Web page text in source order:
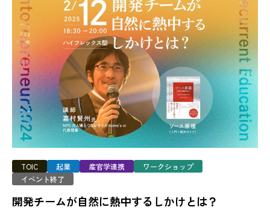
TOIC 起業 産官学連携
ワークショップ
イベント終了
開発チームが自然に熱中するしかけとは？